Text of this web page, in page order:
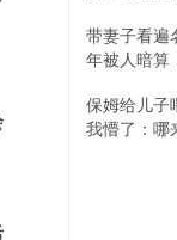
带妻子看遍
年被人暗算
保姆给儿子
我懵了：哪